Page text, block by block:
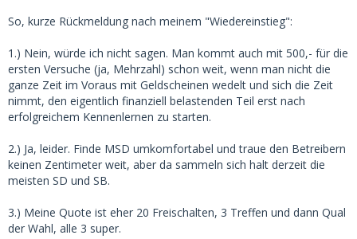
So, kurze Rückmeldung nach meinem "Wiedereinstieg":
1.) Nein, würde ich nicht sagen. Man kommt auch mit 500,- für die
ersten Versuche (ja, Mehrzahl) schon weit, wenn man nicht die
ganze Zeit im Voraus mit Geldscheinen wedelt und sich die Zeit
nimmt, den eigentlich finanziell belastenden Teil erst nach
erfolgreichem Kennenlernen zu starten.
2.) Ja, leider. Finde MSD umkomfortabel und traue den Betreibern
keinen Zentimeter weit, aber da sammeln sich halt derzeit die
meisten SD und SB.
3.) Meine Quote ist eher 20 Freischalten, 3 Treffen und dann Qual
der Wahl, alle 3 super.